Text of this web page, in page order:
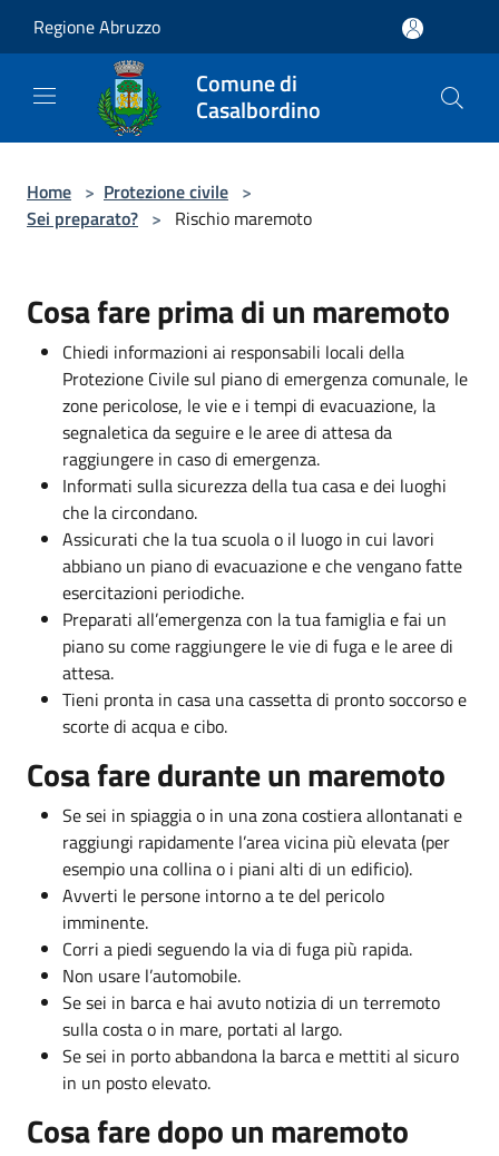
Regione Abruzzo
Comune di
Casalbordino
Home > Protezione civile >
Sei preparato? > Rischio maremoto
Cosa fare prima di un maremoto
Chiedi informazioni ai responsabili locali della
Protezione Civile sul piano di emergenza comunale, le
zone pericolose, le vie e i tempi di evacuazione, la
segnaletica da seguire e le aree di attesa da
raggiungere in caso di emergenza.
Informati sulla sicurezza della tua casa e dei luoghi
che la circondano.
Assicurati che la tua scuola o il luogo in cui lavori
abbiano un piano di evacuazione e che vengano fatte
esercitazioni periodiche.
Preparati all’emergenza con la tua famiglia e fai un
piano su come raggiungere le vie di fuga e le aree di
attesa.
Tieni pronta in casa una cassetta di pronto soccorso e
scorte di acqua e cibo.
Cosa fare durante un maremoto
Se sei in spiaggia o in una zona costiera allontanati e
raggiungi rapidamente l’area vicina più elevata (per
esempio una collina o i piani alti di un edificio).
Avverti le persone intorno a te del pericolo
imminente.
Corri a piedi seguendo la via di fuga più rapida.
Non usare l’automobile.
Se sei in barca e hai avuto notizia di un terremoto
sulla costa o in mare, portati al largo.
Se sei in porto abbandona la barca e mettiti al sicuro
in un posto elevato.
Cosa fare dopo un maremoto